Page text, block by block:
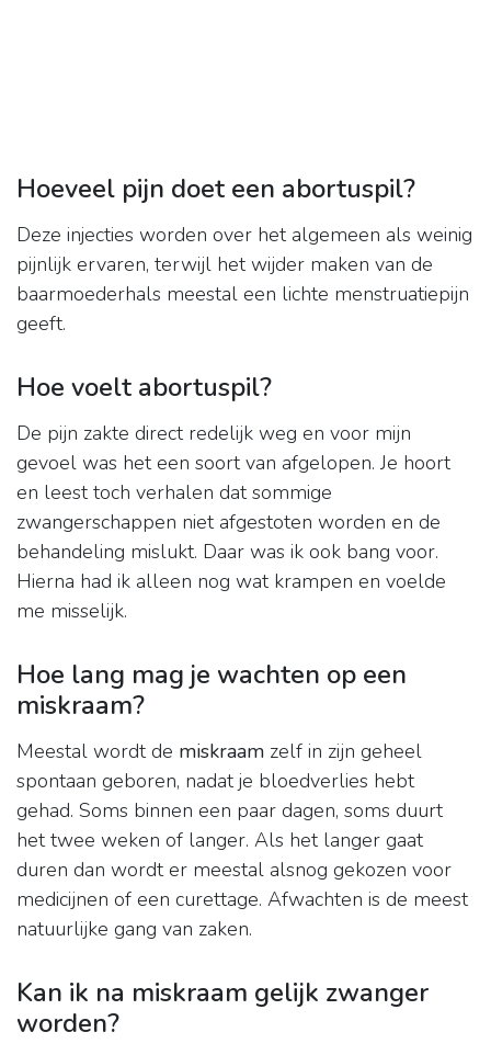
Hoeveel pijn doet een abortuspil?
Deze injecties worden over het algemeen als weinig
pijnlijk ervaren, terwijl het wijder maken van de
baarmoederhals meestal een lichte menstruatiepijn
geeft.
Hoe voelt abortuspil?
De pijn zakte direct redelijk weg en voor mijn
gevoel was het een soort van afgelopen. Je hoort
en leest toch verhalen dat sommige
zwangerschappen niet afgestoten worden en de
behandeling mislukt. Daar was ik ook bang voor.
Hierna had ik alleen nog wat krampen en voelde
me misselijk.
Hoe lang mag je wachten op een
miskraam?
Meestal wordt de miskraam zelf in zijn geheel
spontaan geboren, nadat je bloedverlies hebt
gehad. Soms binnen een paar dagen, soms duurt
het twee weken of langer. Als het langer gaat
duren dan wordt er meestal alsnog gekozen voor
medicijnen of een curettage. Afwachten is de meest
natuurlijke gang van zaken.
Kan ik na miskraam gelijk zwanger
worden?